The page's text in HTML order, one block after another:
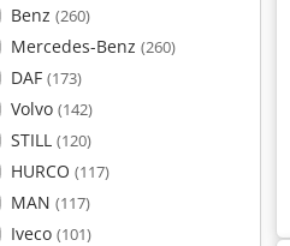
Benz (260)
Mercedes-Benz (260)
DAF (173)
Volvo (142)
STILL (120)
HURCO (117)
MAN (117)
Iveco (101)